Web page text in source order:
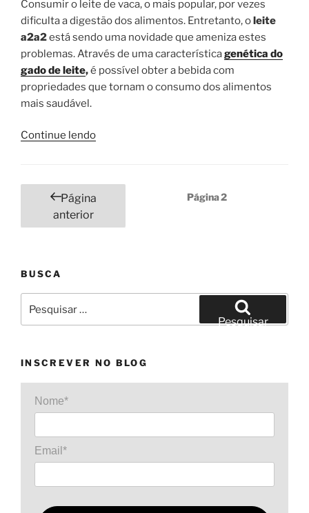
Consumir o leite de vaca, o mais popular, por vezes
dificulta a digestão dos alimentos. Entretanto, oleite
a2a2está sendo uma novidade que ameniza estes
problemas. Através de uma característicagenética do
gado de leite,é possível obter a bebida com
propriedades que tornam o consumo dos alimentos
mais saudável.
Continue lendo“Afinal,
é
Leite
Paginação
posts
Página
anterior
Página2
BUSCA
por:
Pesquisar
INSCREVER NO BLOG
Nome*
Email*